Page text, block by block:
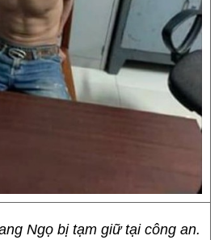
Ngọ bị tạm giữ tại công an.